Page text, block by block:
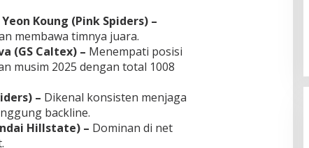
Koung (Pink Spiders) –
membawa timnya juara.
(GS Caltex) – Menempati posisi
musim 2025 dengan total 1008
– Dikenal konsisten menjaga
backline.
Hillstate) – Dominan di net